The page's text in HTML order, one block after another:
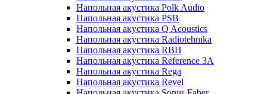
Напольная акустика Polk Audio
Напольная акустика PSB
Напольная акустика Q Acoustics
Напольная акустика Radiotehnika
Напольная акустика RBH
Напольная акустика Reference 3A
Напольная акустика Rega
Напольная акустика Revel